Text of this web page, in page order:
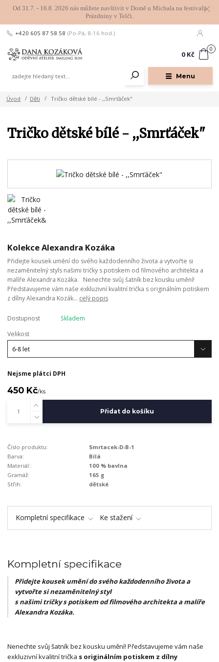
Od 31.7. - 16.8. 2026 nás můžete navštívit v Domě u Michala na festivalu
Prázdniny v Telči.
Menu
+420 605 87 58 58 (Po-Pá, 8-16 hod.)
0
0 Kč
Úvod Děti Tričko dětské bílé - ,,Smrťáček"
Tričko dětské bílé - ,,Smrťáček"
Kolekce Alexandra Kozáka
Přidejte kousek umění do svého každodenního života a vytvořte si
nezaměnitelný styls našimi tričky s potiskem od filmového architekta a
malíře Alexandra Kozáka. Nenechte svůj šatník bez kousku umění!
Představujeme vám naše exkluzivní kvalitní trička s originálním potiskem
z dílny Alexandra Kozák... celý popis
Dostupnost
Skladem
Velikost
Nejsme plátci DPH
450 Kč/ks
Přidat do košíku
Číslo produktu:
Smrtacek-D-B-1
Barva:
Bílá
Materiál::
100 % bavlna
Gramáž:
165 g
Střih:
dětské
Kompletní specifikace Ke stažení
Kompletní specifikace
Přidejte kousek umění do svého každodenního života a
vytvořte si nezaměnitelný styl
s našimi tričky s potiskem od filmového architekta a malíře
Alexandra Kozáka.
Nenechte svůj šatník bez kousku umění! Představujeme vám naše
exkluzivní kvalitní trička s originálním potiskem z dílny